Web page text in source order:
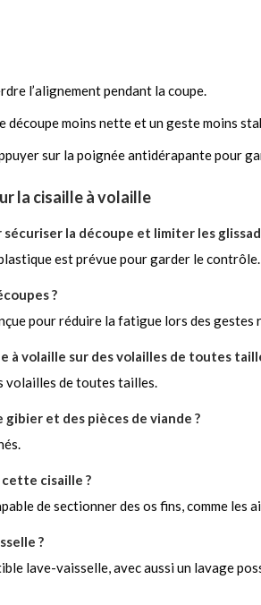
l’alignement pendant la coupe.
découpe moins nette et un geste moins
sur la poignée antidérapante pour
la cisaille à volaille
la découpe et limiter les
est prévue pour garder le contrôle.
?
pour réduire la fatigue lors des gestes
volaille sur des volailles de toutes
volailles de toutes tailles.
et des pièces de viande ?
cisaille ?
de sectionner des os fins, comme les
?
lave-vaisselle, avec aussi un lavage